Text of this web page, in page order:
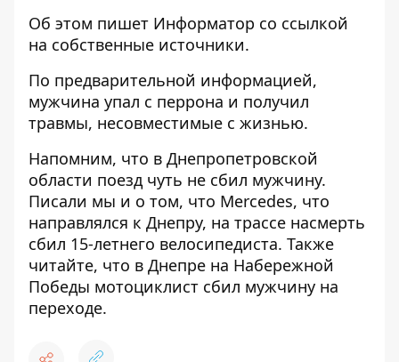
Об этом пишет Информатор со ссылкой
на собственные источники.
По предварительной информацией,
мужчина упал с перрона и получил
травмы, несовместимые с жизнью.
Напомним, что в Днепропетровской
области поезд чуть не сбил мужчину.
Писали мы и о том, что Mercedes, что
направлялся к Днепру, на трассе насмерть
сбил 15-летнего велосипедиста. Также
читайте, что в Днепре на Набережной
Победы мотоциклист сбил мужчину на
переходе.